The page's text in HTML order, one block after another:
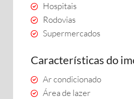
Hospitais
Rodovias
Supermercados
Características do
Ar condicionado
Área de lazer